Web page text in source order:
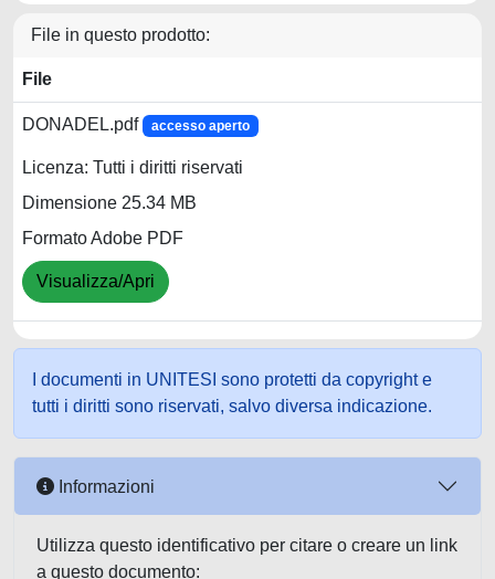
File in questo prodotto:
File
DONADEL.pdf accesso aperto
Licenza: Tutti i diritti riservati
Dimensione 25.34 MB
Formato Adobe PDF
Visualizza/Apri
I documenti in UNITESI sono protetti da copyright e
tutti i diritti sono riservati, salvo diversa indicazione.
Informazioni
Utilizza questo identificativo per citare o creare un link
a questo documento: